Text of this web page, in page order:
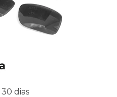
30 dias